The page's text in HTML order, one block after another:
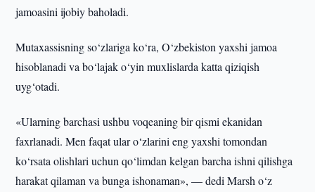
jamoasini ijobiy baholadi.
Mutaxassisning so‘zlariga ko‘ra, O‘zbekiston yaxshi jamoa
hisoblanadi va bo‘lajak o‘yin muxlislarda katta qiziqish
uyg‘otadi.
«Ularning barchasi ushbu voqeaning bir qismi ekanidan
faxrlanadi. Men faqat ular o‘zlarini eng yaxshi tomondan
ko‘rsata olishlari uchun qo‘limdan kelgan barcha ishni qilishga
harakat qilaman va bunga ishonaman», — dedi Marsh o‘z